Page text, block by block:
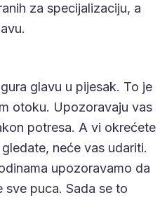
za specijalizaciju, a
glavu u pijesak. To je
otoku. Upozoravaju vas
potresa. A vi okrećete
neće vas udariti.
upozoravamo da
puca. Sada se to